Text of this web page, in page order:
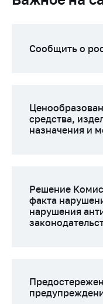
Сообщить о
средства,
назначения и
Решение
факта
нарушения